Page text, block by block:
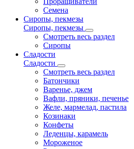
Семена
Сиропы, пекмезы
Сиропы, пекмезы
Смотреть весь раздел
Сиропы
Сладости
Сладости
Смотреть весь раздел
Батончики
Варенье, джем
Вафли, пряники, печенье
Желе, мармелад, пастила
Козинаки
Конфеты
Леденцы, карамель
Мороженое